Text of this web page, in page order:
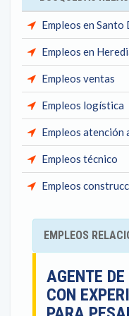
Empleos en Santo
Empleos en
Empleos ventas
Empleos logística
Empleos atención
Empleos técnico
Empleos
EMPLEOS
AGENTE
CON